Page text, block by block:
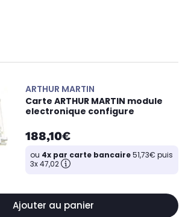
ARTHUR MARTIN
Carte ARTHUR MARTIN module
electronique configure
188,10€
ou 4x par carte bancaire51,73€ puis
3x 47,02
Ajouter au panier